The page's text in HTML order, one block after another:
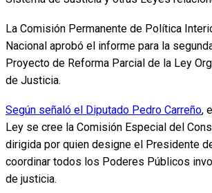
La Comisión Permanente de Política
Nacional aprobó el informe para la
Proyecto de Reforma Parcial de la Ley
de Justicia.
Según señaló el Diputado Pedro Carreño,
Ley se cree la Comisión Especial del
dirigida por quien designe el Presidente
coordinar todos los Poderes Públicos
de justicia.